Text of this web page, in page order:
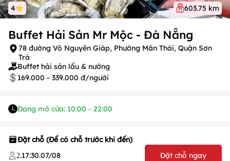
4 603.75 km
Buffet Hải Sản Mr Mộc - Đà Nẵng
78 đường Võ Nguyên Giáp, Phường Mân Thái, Quận Sơn
Trà
Buffet hải sản lẩu & nướng
169.000 - 339.000 đ/người
Đang mở cửa: 10:00 - 22:00
Đặt chỗ (Để có chỗ trước khi đến)
2.17:30.07/08 Đặt chỗ ngay